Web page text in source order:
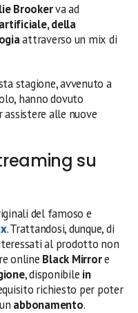
Brookerva ad
della
attraverso un mix di
stagione, avvenuto a
hanno dovuto
alle nuove
su
del famoso e
. Trattandosi, dunque, di
al prodotto non
online Black Mirrore
, disponibile in
richiesto per poter
abbonamento.